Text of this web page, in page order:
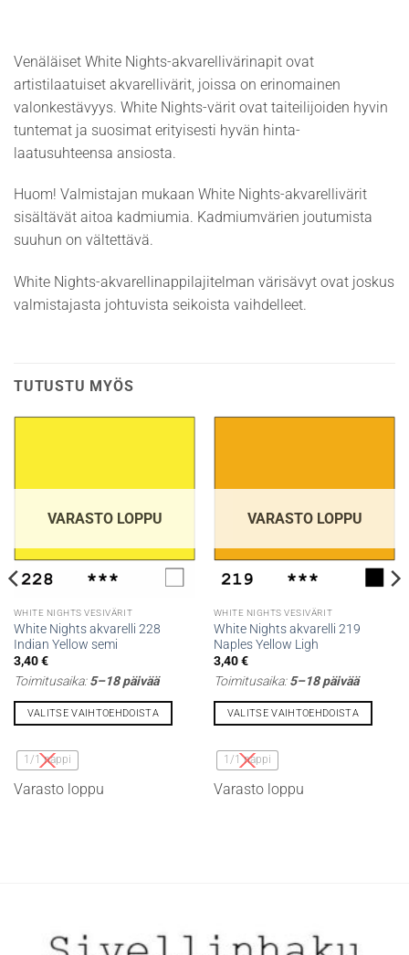
Venäläiset White Nights-akvarellivärinapit ovat
artistilaatuiset akvarellivärit, joissa on erinomainen
valonkestävyys. White Nights-värit ovat taiteilijoiden hyvin
tuntemat ja suosimat erityisesti hyvän hinta-
laatusuhteensa ansiosta.
Huom! Valmistajan mukaan White Nights-akvarellivärit
sisältävät aitoa kadmiumia. Kadmiumvärien joutumista
suuhun on vältettävä.
White Nights-akvarellinappilajitelman värisävyt ovat joskus
valmistajasta johtuvista seikoista vaihdelleet.
TUTUSTU MYÖS
VARASTO LOPPU
WHITE NIGHTS VESIVÄRIT
White Nights akvarelli 228
Indian Yellow semi
3,40€
Toimitusaika:5–18 päivää
VALITSE VAIHTOEHDOISTA
tuotteella
on
useampi
1/1 nappi
Varasto loppu
VARASTO LOPPU
WHITE NIGHTS VESIVÄRIT
White Nights akvarelli 219
Naples Yellow Ligh
3,40€
Toimitusaika:5–18 päivää
VALITSE VAIHTOEHDOISTA
tuotteella
on
useampi
1/1 nappi
Varasto loppu